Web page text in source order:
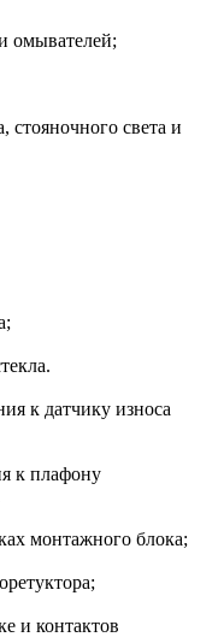
омывателей;
стояночного света и
к датчику износа
к плафону
монтажного блока;
и контактов